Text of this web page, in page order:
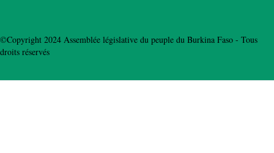
©Copyright 2024 Assemblée législative du peuple du Burkina Faso - Tous
droits réservés